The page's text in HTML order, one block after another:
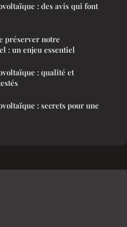
: des avis qui font
préserver notre
: un enjeu essentiel
: qualité et
: secrets pour une